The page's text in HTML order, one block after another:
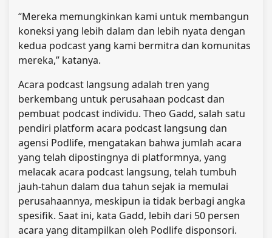
“Mereka memungkinkan kami untuk membangun
koneksi yang lebih dalam dan lebih nyata dengan
kedua podcast yang kami bermitra dan komunitas
mereka,” katanya.
Acara podcast langsung adalah tren yang
berkembang untuk perusahaan podcast dan
pembuat podcast individu. Theo Gadd, salah satu
pendiri platform acara podcast langsung dan
agensi Podlife, mengatakan bahwa jumlah acara
yang telah dipostingnya di platformnya, yang
melacak acara podcast langsung, telah tumbuh
jauh-tahun dalam dua tahun sejak ia memulai
perusahaannya, meskipun ia tidak berbagi angka
spesifik. Saat ini, kata Gadd, lebih dari 50 persen
acara yang ditampilkan oleh Podlife disponsori.